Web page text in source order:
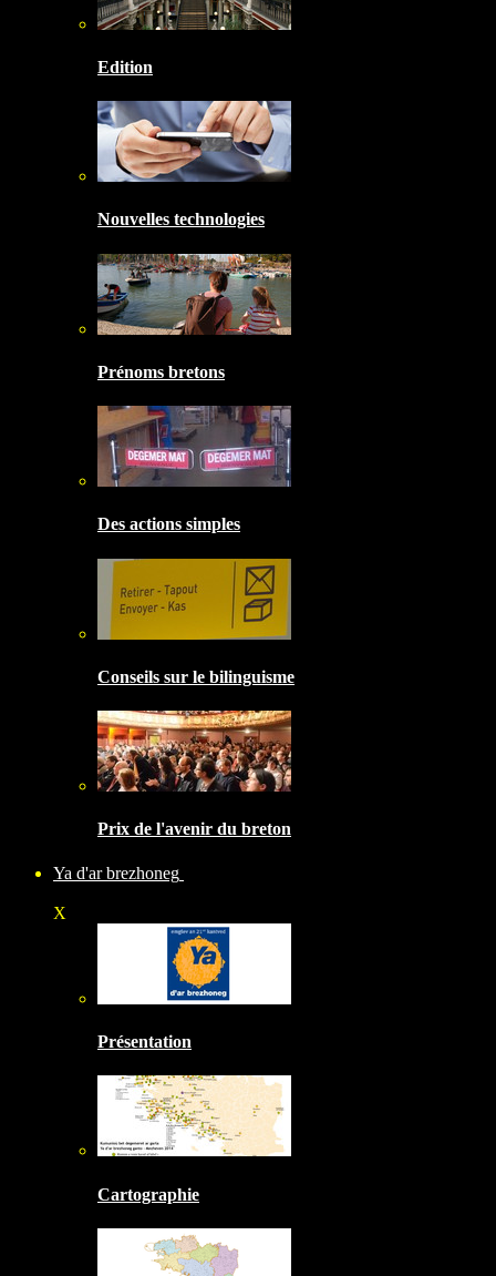
Edition
Nouvelles technologies
Prénoms bretons
Des actions simples
Conseils sur le bilinguisme
Prix de l'avenir du breton
Ya d'ar brezhoneg
X
Présentation
Cartographie